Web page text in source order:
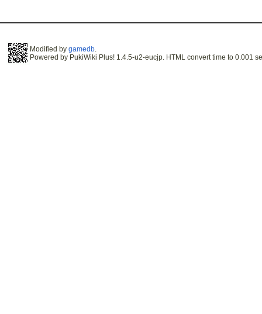
Modified by gamedb.
Powered by PukiWiki Plus! 1.4.5-u2-eucjp. HTML convert time to 0.001